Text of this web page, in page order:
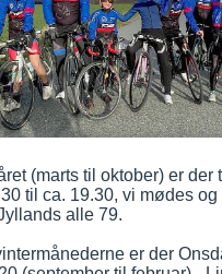
(marts til oktober) er
til ca. 19.30, vi mødes og
alle 79.
er der